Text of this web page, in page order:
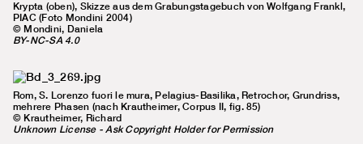
Krypta (oben), Skizze aus dem Grabungstagebuch von Wolfgang Frankl,
PIAC (Foto Mondini 2004)
© Mondini, Daniela
BY-NC-SA 4.0
Rom, S. Lorenzo fuori le mura, Pelagius-Basilika, Retrochor, Grundriss,
mehrere Phasen (nach Krautheimer, Corpus II, fig. 85)
© Krautheimer, Richard
Unknown License - Ask Copyright Holder for Permission